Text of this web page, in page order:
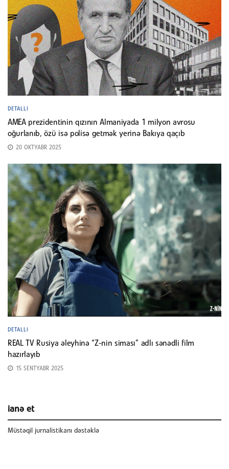
DETALLI
AMEA prezidentinin qızının Almaniyada 1 milyon avrosu
oğurlanıb, özü isə polisə getmək yerinə Bakıya qaçıb
20 OKTYABR 2025
DETALLI
REAL TV Rusiya əleyhinə “Z-nin siması” adlı sənədli film
hazırlayıb
15 SENTYABR 2025
ianə et
Müstəqil jurnalistikanı dəstəklə